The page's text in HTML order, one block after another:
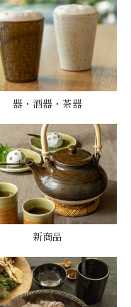
器・酒器・茶器
新商品